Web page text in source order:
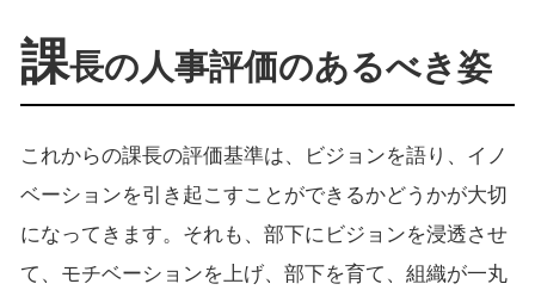
課長の人事評価のあるべき姿
これからの課長の評価基準は、ビジョンを語り、イノ
ベーションを引き起こすことができるかどうかが大切
になってきます。それも、部下にビジョンを浸透させ
て、モチベーションを上げ、部下を育て、組織が一丸